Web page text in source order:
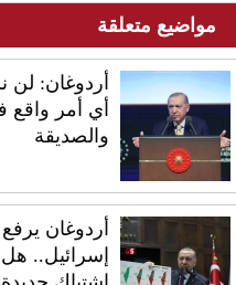
مواضيع متعلقة
أردوغان: لن
أي أمر واقع
والصديقة
أردوغان
إسرائيل..